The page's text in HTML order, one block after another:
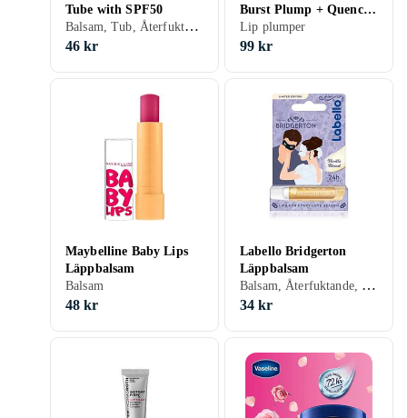
Tube with SPF50
Balsam, Tub, Återfuktande, Solskydd, Närande, Lugnande, Vitamin E, Shea Butter, Jojoba Oil, Veganskt, Cruelty free, Parabenfri
46 kr
Burst Plump + Quench
Lip Treatment
Lip plumper
99 kr
Maybelline Baby Lips
Läppbalsam
Balsam
48 kr
Labello Bridgerton
Läppbalsam
Balsam, Återfuktande, Solskydd, Närande
34 kr